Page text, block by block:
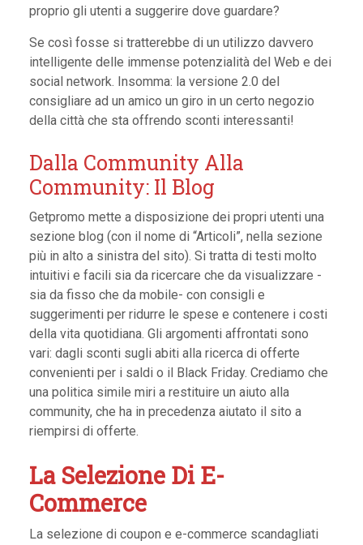
proprio gli utenti a suggerire dove guardare?
Se così fosse si tratterebbe di un utilizzo davvero
intelligente delle immense potenzialità del Web e dei
social network. Insomma: la versione 2.0 del
consigliare ad un amico un giro in un certo negozio
della città che sta offrendo sconti interessanti!
Dalla Community Alla
Community: Il Blog
Getpromo mette a disposizione dei propri utenti una
sezione blog (con il nome di “Articoli”, nella sezione
più in alto a sinistra del sito). Si tratta di testi molto
intuitivi e facili sia da ricercare che da visualizzare -
sia da fisso che da mobile- con consigli e
suggerimenti per ridurre le spese e contenere i costi
della vita quotidiana. Gli argomenti affrontati sono
vari: dagli sconti sugli abiti alla ricerca di offerte
convenienti per i saldi o il Black Friday. Crediamo che
una politica simile miri a restituire un aiuto alla
community, che ha in precedenza aiutato il sito a
riempirsi di offerte.
La Selezione Di E-
Commerce
La selezione di coupon e e-commerce scandagliati